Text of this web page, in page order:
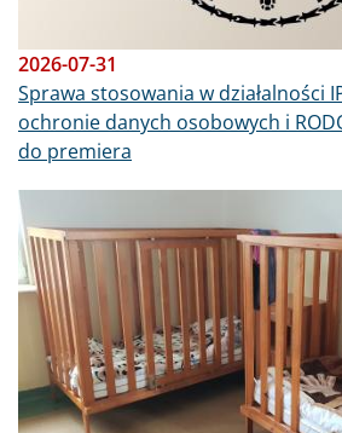
2026-07-31
Sprawa stosowania w działalności
ochronie danych osobowych i
do premiera
Obraz